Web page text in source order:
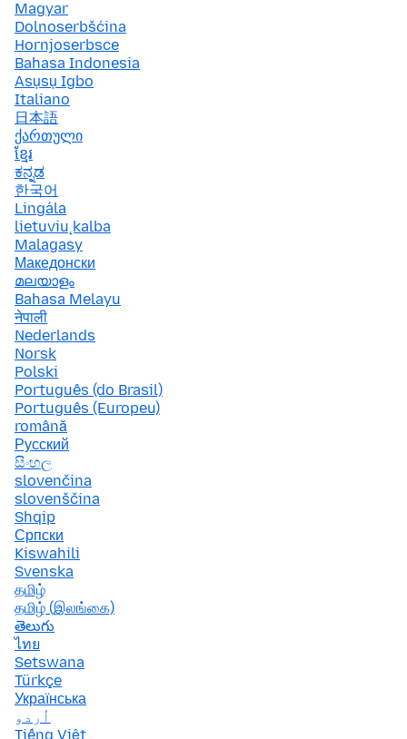
Magyar
Dolnoserbšćina
Hornjoserbsce
Bahasa Indonesia
Asụsụ Igbo
Italiano
日本語
ქართული
ខ្មែរ
ಕನ್ನಡ
한국어
Lingála
lietuvių kalba
Malagasy
Македонски
മലയാളം
Bahasa Melayu
नेपाली
Nederlands
Norsk
Polski
Português (do Brasil)
Português (Europeu)
română
Русский
සිංහල
slovenčina
slovenščina
Shqip
Српски
Kiswahili
Svenska
தமிழ்
தமிழ் (இலங்கை)
తెలుగు
ไทย
Setswana
Türkçe
Українська
اُردو
Tiếng Việt